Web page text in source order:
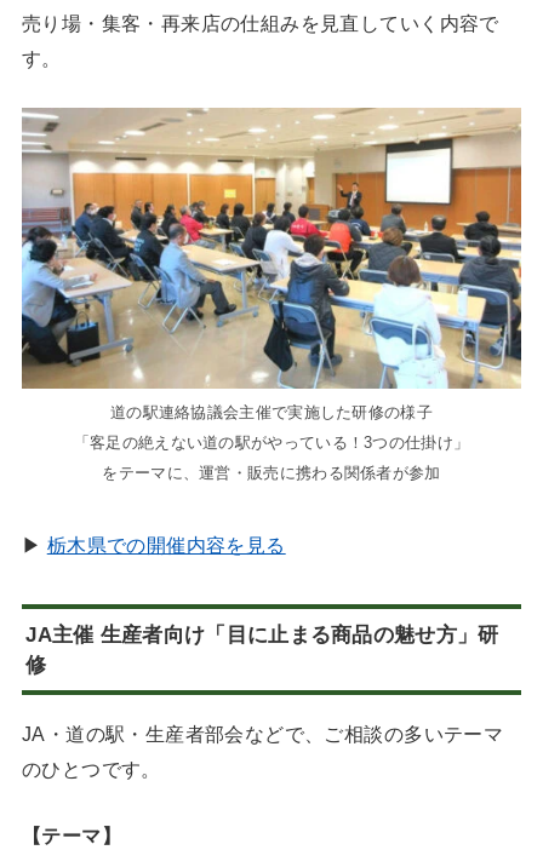
売り場・集客・再来店の仕組みを見直していく内容で
す。
道の駅連絡協議会主催で実施した研修の様子
「客足の絶えない道の駅がやっている！3つの仕掛け」
をテーマに、運営・販売に携わる関係者が参加
▶ 栃木県での開催内容を見る
JA主催 生産者向け「目に止まる商品の魅せ方」研
修
JA・道の駅・生産者部会などで、ご相談の多いテーマ
のひとつです。
【テーマ】